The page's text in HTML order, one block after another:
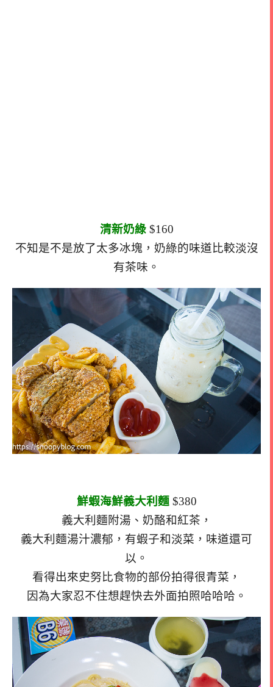
清新奶綠$160
不知是不是放了太多冰塊，奶綠的味道比較淡沒
有茶味。
鮮蝦海鮮義大利麵$380
義大利麵附湯、奶酪和紅茶，
義大利麵湯汁濃郁，有蝦子和淡菜，味道還可
以。
看得出來史努比食物的部份拍得很青菜，
因為大家忍不住想趕快去外面拍照哈哈哈。